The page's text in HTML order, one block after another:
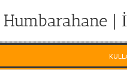
Humbarahane |